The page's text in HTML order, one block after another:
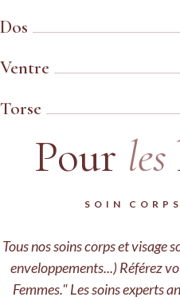
Dos
Ventre
Torse
Pour les
SOIN
Tous nos soins corps et visage
enveloppements...) Référez
Femmes." Les soins experts